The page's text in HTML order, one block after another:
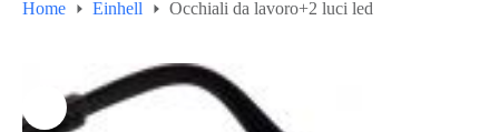
Home Einhell Occhiali da lavoro+2 luci led